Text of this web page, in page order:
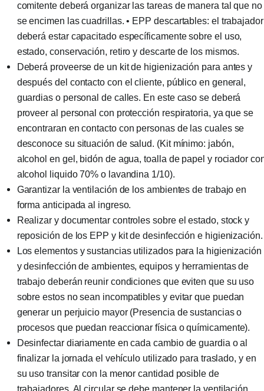
comitente deberá organizar las tareas de manera tal que no
se encimen las cuadrillas. • EPP descartables: el trabajador
deberá estar capacitado específicamente sobre el uso,
estado, conservación, retiro y descarte de los mismos.
Deberá proveerse de un kit de higienización para antes y
después del contacto con el cliente, público en general,
guardias o personal de calles. En este caso se deberá
proveer al personal con protección respiratoria, ya que se
encontraran en contacto con personas de las cuales se
desconoce su situación de salud. (Kit mínimo: jabón,
alcohol en gel, bidón de agua, toalla de papel y rociador
alcohol liquido 70% o lavandina 1/10).
Garantizar la ventilación de los ambientes de trabajo en
forma anticipada al ingreso.
Realizar y documentar controles sobre el estado, stock y
reposición de los EPP y kit de desinfección e higienización.
Los elementos y sustancias utilizados para la higienización
y desinfección de ambientes, equipos y herramientas de
trabajo deberán reunir condiciones que eviten que su uso
sobre estos no sean incompatibles y evitar que puedan
generar un perjuicio mayor (Presencia de sustancias o
procesos que puedan reaccionar física o químicamente).
Desinfectar diariamente en cada cambio de guardia o al
finalizar la jornada el vehículo utilizado para traslado, y en
su uso transitar con la menor cantidad posible de